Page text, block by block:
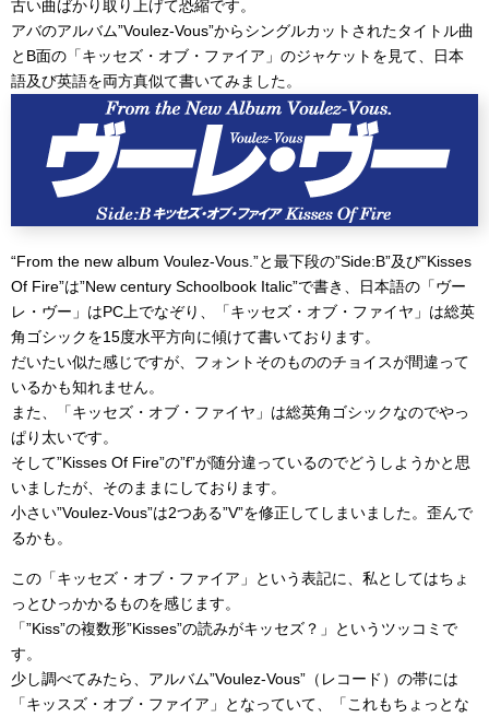
古い曲ばかり取り上げて恐縮です。
アバのアルバム”Voulez-Vous”からシングルカットされたタイトル曲
とB面の「キッセズ・オブ・ファイア」のジャケットを見て、日本
語及び英語を両方真似て書いてみました。
“From the new album Voulez-Vous.”と最下段の”Side:B”及び”Kisses
Of Fire”は”New century Schoolbook Italic”で書き、日本語の「ヴー
レ・ヴー」はPC上でなぞり、「キッセズ・オブ・ファイヤ」は総英
角ゴシックを15度水平方向に傾けて書いております。
だいたい似た感じですが、フォントそのもののチョイスが間違って
いるかも知れません。
また、「キッセズ・オブ・ファイヤ」は総英角ゴシックなのでやっ
ぱり太いです。
そして”Kisses Of Fire”の”f”が随分違っているのでどうしようかと思
いましたが、そのままにしております。
小さい”Voulez-Vous”は2つある”V”を修正してしまいました。歪んで
るかも。
この「キッセズ・オブ・ファイア」という表記に、私としてはちょ
っとひっかかるものを感じます。
「”Kiss”の複数形”Kisses”の読みがキッセズ？」というツッコミで
す。
少し調べてみたら、アルバム”Voulez-Vous”（レコード）の帯には
「キッスズ・オブ・ファイア」となっていて、「これもちょっとな